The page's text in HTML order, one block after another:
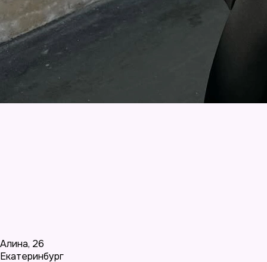
Алина, 26
Екатеринбург